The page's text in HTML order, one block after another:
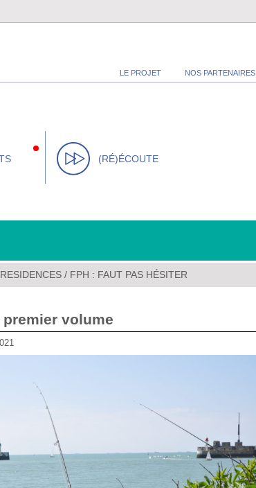
LE PROJET NOS PARTENAIRES
(RÉ)ÉCOUTE
RESIDENCES/ FPH : FAUT PAS HÉSITER
premier volume